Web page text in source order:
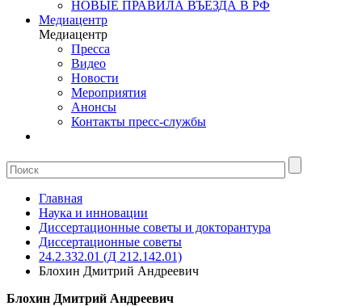
НОВЫЕ ПРАВИЛА ВЪЕЗДА В РФ
Медиацентр
Медиацентр
Пресса
Видео
Новости
Мероприятия
Анонсы
Контакты пресс-службы
Главная
Наука и инновации
Диссертационные советы и докторантура
Диссертационные советы
24.2.332.01 (Д 212.142.01)
Блохин Дмитрий Андреевич
Блохин Дмитрий Андреевич